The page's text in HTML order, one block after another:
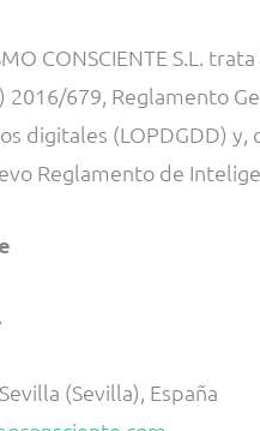
CONSCIENTE S.L.
679, Reglamento
digitales (LOPDGDD)
Reglamento de
(Sevilla), España